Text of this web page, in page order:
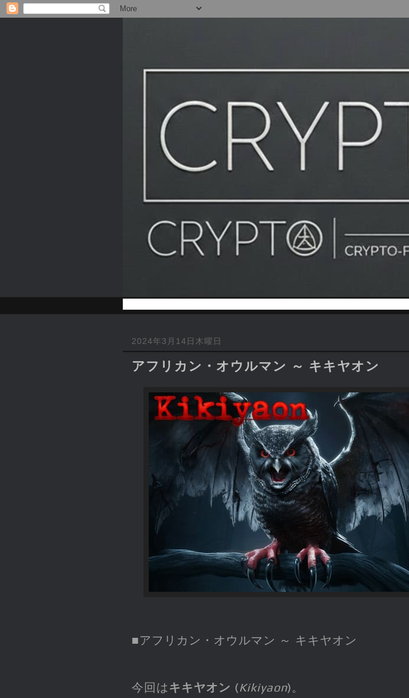
2024年3月14日木曜日
アフリカン・オウルマン ～ キキヤオン
■アフリカン・オウルマン ～ キキヤオン
今回は キキヤオン (Kikiyaon)。